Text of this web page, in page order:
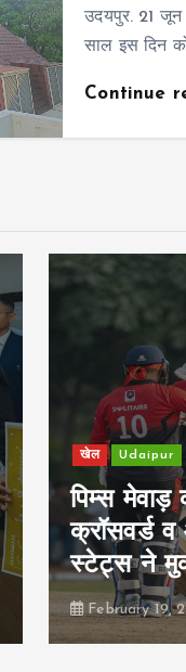
उदयपुर. 21 जून
साल इस दिन
Continue
खेल Udaipur
पिम्स
क्रॉसवर्ड व
स्टेट्स ने
February 19,